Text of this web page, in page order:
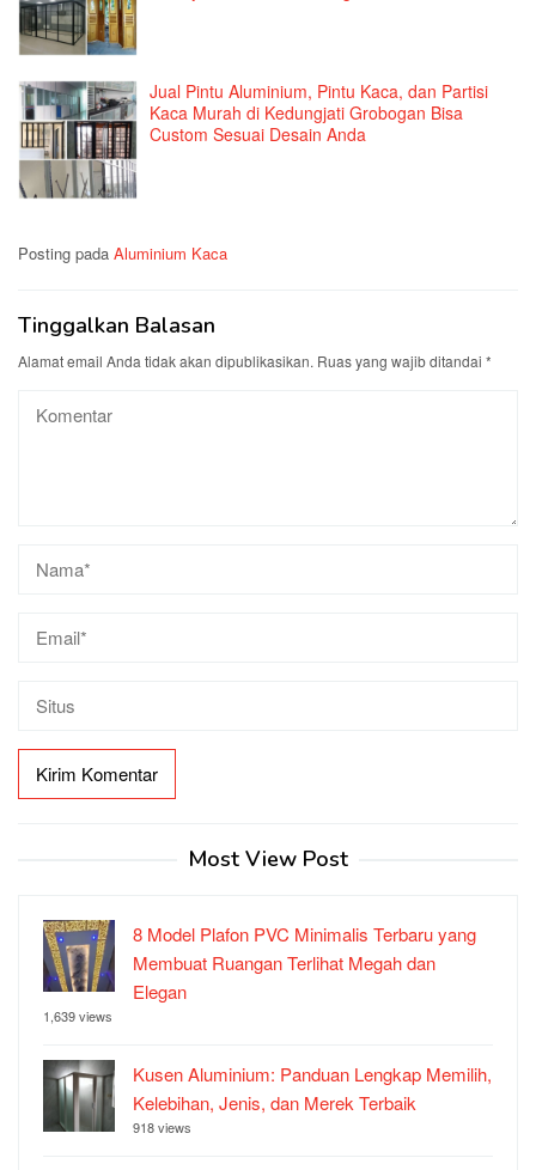
Jual Pintu Aluminium, Pintu Kaca, dan Partisi
Kaca Murah di Kedungjati Grobogan Bisa
Custom Sesuai Desain Anda
Posting pada Aluminium Kaca
Tinggalkan Balasan
Alamat email Anda tidak akan dipublikasikan. Ruas yang wajib ditandai *
Most View Post
8 Model Plafon PVC Minimalis Terbaru yang
Membuat Ruangan Terlihat Megah dan
Elegan
1,639 views
Kusen Aluminium: Panduan Lengkap Memilih,
Kelebihan, Jenis, dan Merek Terbaik
918 views